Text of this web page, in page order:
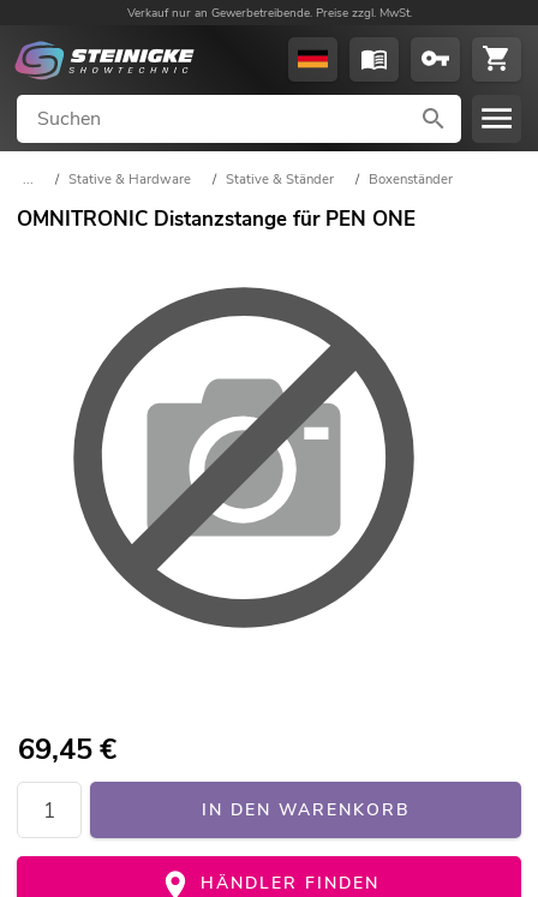
Verkauf nur an Gewerbetreibende. Preise zzgl. MwSt.
... / Stative & Hardware / Stative & Ständer / Boxenständer
OMNITRONIC Distanzstange für PEN ONE
69,45€
IN DEN WARENKORB
HÄNDLER FINDEN